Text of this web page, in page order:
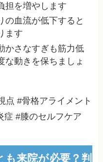
担を増やします
の血流が低下すると
ます
かさなすぎも筋力低
な動きを保ちましょ
点 #骨格アライメント
症 #膝のセルフケア
も来院が必要？判